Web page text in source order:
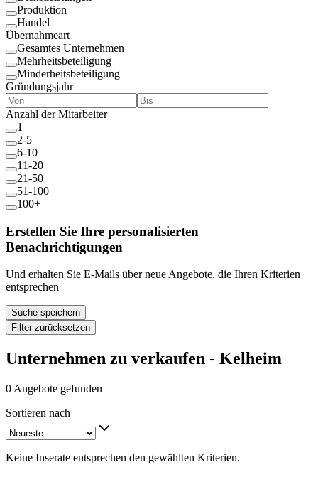
Produktion
Handel
Übernahmeart
Gesamtes Unternehmen
Mehrheitsbeteiligung
Minderheitsbeteiligung
Gründungsjahr
Anzahl der Mitarbeiter
1
2-5
6-10
11-20
21-50
51-100
100+
Erstellen Sie Ihre personalisierten
Benachrichtigungen
Und erhalten Sie E-Mails über neue Angebote, die Ihren Kriterien
entsprechen
Suche speichern
Filter zurücksetzen
Unternehmen zu verkaufen - Kelheim
0 Angebote gefunden
Sortieren nach
Keine Inserate entsprechen den gewählten Kriterien.